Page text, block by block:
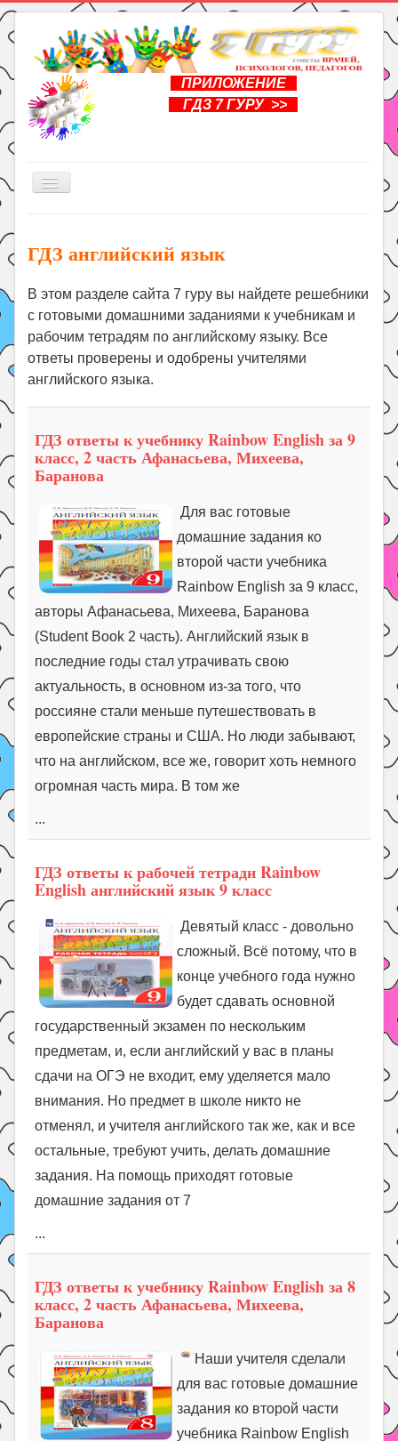
ПРИЛОЖЕНИЕ
ГДЗ 7 ГУРУ >>
Включить/
Книги
Подготовка к школе
Уроки
ГДЗ
Праздники
Психология
Летом!
ГДЗ английский язык
В этом разделе сайта 7 гуру вы найдете решебники
с готовыми домашними заданиями к учебникам и
рабочим тетрадям по английскому языку. Все
ответы проверены и одобрены учителями
английского языка.
ГДЗ ответы к учебнику Rainbow English за 9
класс, 2 часть Афанасьева, Михеева,
Баранова
Для вас готовые
домашние задания ко
второй части учебника
Rainbow English за 9 класс,
авторы Афанасьева, Михеева, Баранова
(Student Book 2 часть). Английский язык в
последние годы стал утрачивать свою
актуальность, в основном из-за того, что
россияне стали меньше путешествовать в
европейские страны и США. Но люди забывают,
что на английском, все же, говорит хоть немного
огромная часть мира. В том же
...
ГДЗ ответы к рабочей тетради Rainbow
English английский язык 9 класс
Девятый класс - довольно
сложный. Всё потому, что в
конце учебного года нужно
будет сдавать основной
государственный экзамен по нескольким
предметам, и, если английский у вас в планы
сдачи на ОГЭ не входит, ему уделяется мало
внимания. Но предмет в школе никто не
отменял, и учителя английского так же, как и все
остальные, требуют учить, делать домашние
задания. На помощь приходят готовые
домашние задания от 7
...
ГДЗ ответы к учебнику Rainbow English за 8
класс, 2 часть Афанасьева, Михеева,
Баранова
Наши учителя сделали
для вас готовые домашние
задания ко второй части
учебника Rainbow English